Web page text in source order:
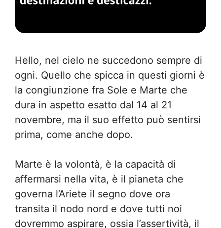
Hello, nel cielo ne succedono sempre di
ogni. Quello che spicca in questi giorni è
la congiunzione fra Sole e Marte che
dura in aspetto esatto dal 14 al 21
novembre, ma il suo effetto può sentirsi
prima, come anche dopo.
Marte è la volontà, è la capacità di
affermarsi nella vita, è il pianeta che
governa l’Ariete il segno dove ora
transita il nodo nord e dove tutti noi
dovremmo aspirare, ossia l’assertività, il